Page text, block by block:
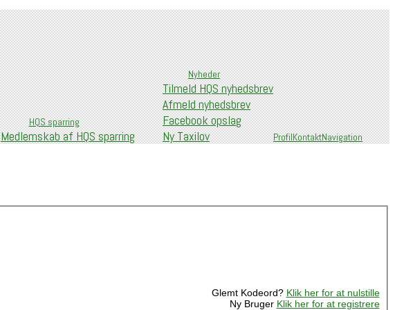
HQS sparring
Medlemskab af HQS sparring
Nyheder
Tilmeld HQS nyhedsbrev
Afmeld nyhedsbrev
Facebook opslag
Ny Taxilov
ProfilKontaktNavigation
Glemt Kodeord? Klik her for at nulstille
Ny Bruger Klik her for at registrere